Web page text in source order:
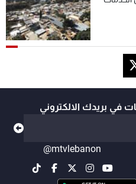
في بريدك الالكتروني
@mtvlebanon